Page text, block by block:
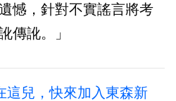
憾，針對不實謠言將考
傳訛。」
這兒，快來加入東森新